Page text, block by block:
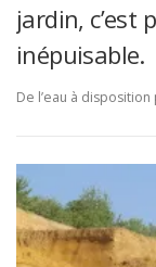
jardin, c’est
inépuisable.
De l’eau à